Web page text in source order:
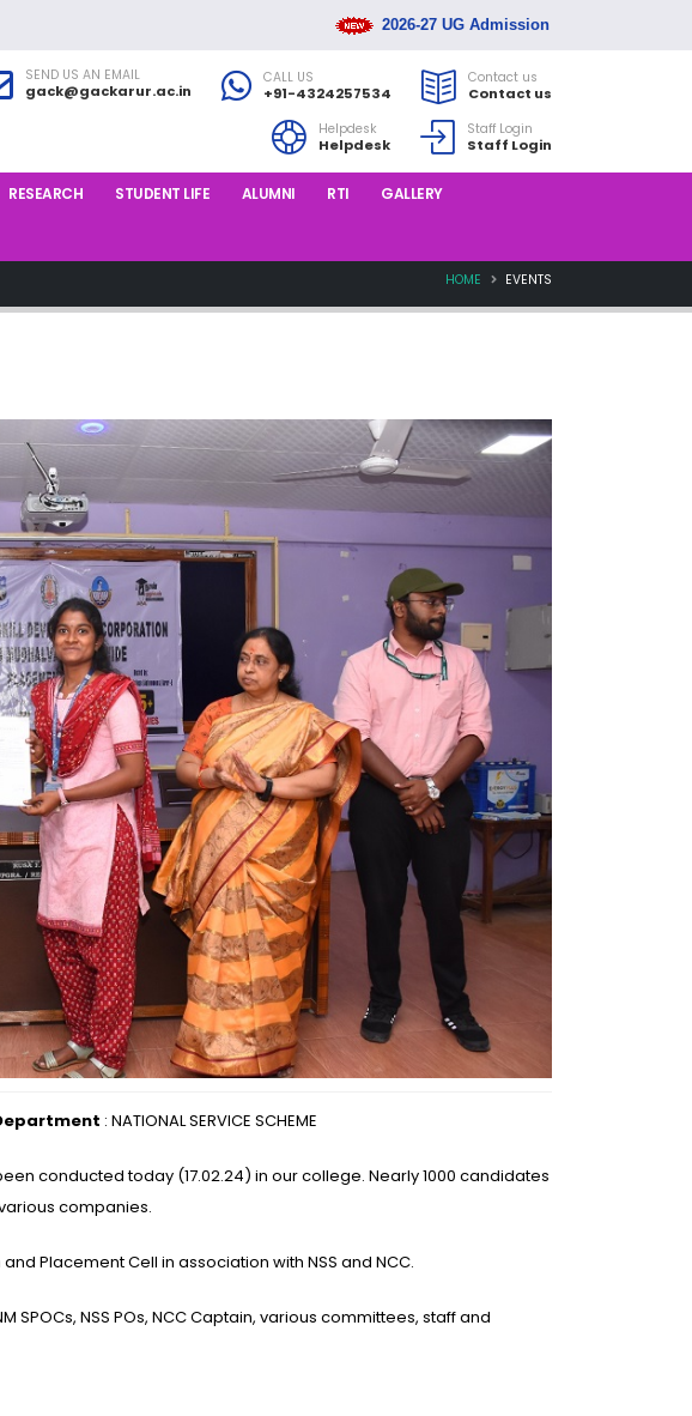
2026-27 UG Admission Rank List Released
SEND US AN EMAIL
gack@gackarur.ac.in
CALL US
+91-4324257534
Contact us
Contact us
Helpdesk
Helpdesk
Staff Login
Staff Login
RESEARCH STUDENT LIFE ALUMNI RTI GALLERY
HOME EVENTS
: NATIONAL SERVICE SCHEME
conducted today (17.02.24) in our college. Nearly 1000 candidates
companies.
Placement Cell in association with NSS and NCC.
NSS POs, NCC Captain, various committees, staff and